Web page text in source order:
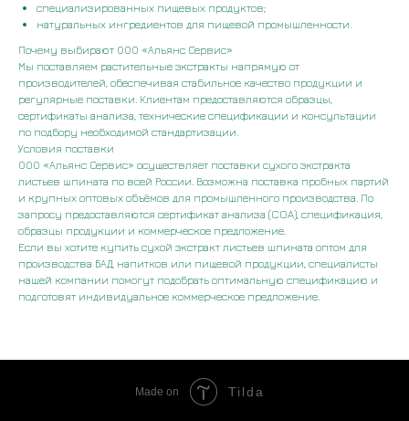
специализированных пищевых продуктов;
натуральных ингредиентов для пищевой промышленности.
Почему выбирают ООО «Альянс Сервис»
Мы поставляем растительные экстракты напрямую от
производителей, обеспечивая стабильное качество продукции и
регулярные поставки. Клиентам предоставляются образцы,
сертификаты анализа, технические спецификации и консультации
по подбору необходимой стандартизации.
Условия поставки
ООО «Альянс Сервис» осуществляет поставки сухого экстракта
листьев шпината по всей России. Возможна поставка пробных партий
и крупных оптовых объёмов для промышленного производства. По
запросу предоставляются сертификат анализа (COA), спецификация,
образцы продукции и коммерческое предложение.
Если вы хотите купить сухой экстракт листьев шпината оптом для
производства БАД, напитков или пищевой продукции, специалисты
нашей компании помогут подобрать оптимальную спецификацию и
подготовят индивидуальное коммерческое предложение.
Made on Tilda